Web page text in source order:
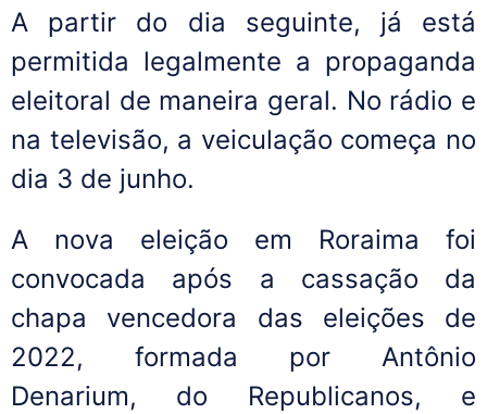
A partir do dia seguinte, já está
permitida legalmente a propaganda
eleitoral de maneira geral. No rádio e
na televisão, a veiculação começa no
dia 3 de junho.
A nova eleição em Roraima foi
convocada após a cassação da
chapa vencedora das eleições de
2022, formada por Antônio
Denarium, do Republicanos, e